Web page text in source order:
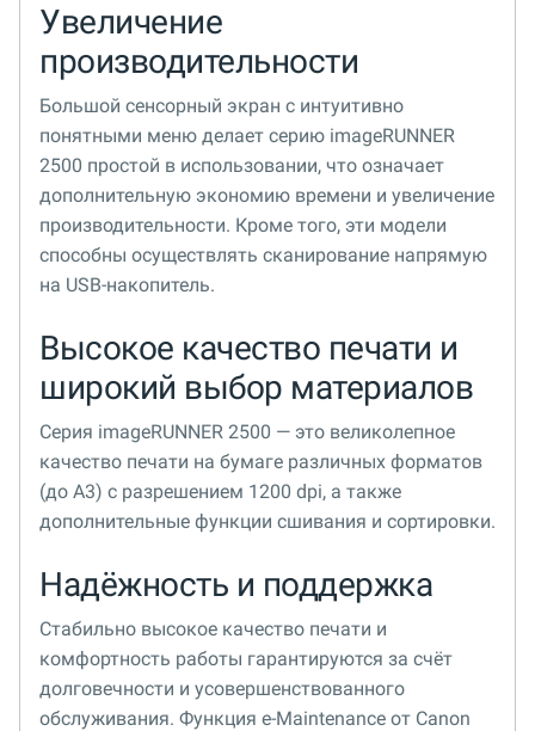
Увеличение
производительности
Большой сенсорный экран с интуитивно
понятными меню делает серию imageRUNNER
2500 простой в использовании, что означает
дополнительную экономию времени и увеличение
производительности. Кроме того, эти модели
способны осуществлять сканирование напрямую
на USB-накопитель.
Высокое качество печати и
широкий выбор материалов
Серия imageRUNNER 2500 — это великолепное
качество печати на бумаге различных форматов
(до A3) с разрешением 1200 dpi, а также
дополнительные функции сшивания и сортировки.
Надёжность и поддержка
Стабильно высокое качество печати и
комфортность работы гарантируются за счёт
долговечности и усовершенствованного
обслуживания. Функция e-Maintenance от Canon